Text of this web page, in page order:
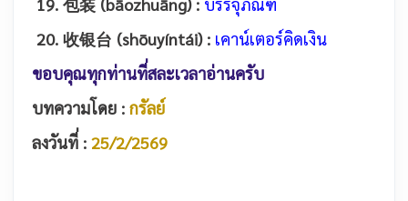
20. 收银台 (shōuyíntái) : เคาน์เตอร์คิดเงิน
ขอบคุณทุกท่านที่สละเวลาอ่านครับ
บทความโดย : กรัลย์
ลงวันที่ : 25/2/2569